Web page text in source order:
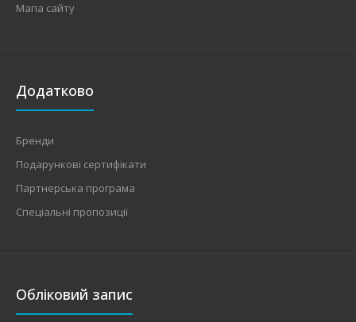
Мапа сайту
Додатково
Бренди
Подарункові сертифікати
Партнерська програма
Спеціальні пропозиції
Обліковий запис